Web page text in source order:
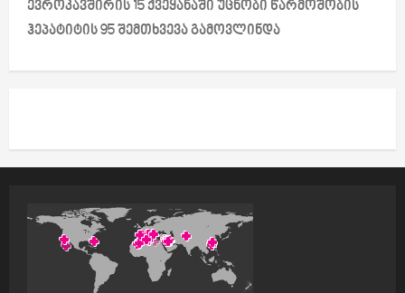
n
g
ევროკავშირის 15 ქვეყანაში უცნობი წარმოშობის
ჰეპატიტის 95 შემთხვევა გამოვლინდა